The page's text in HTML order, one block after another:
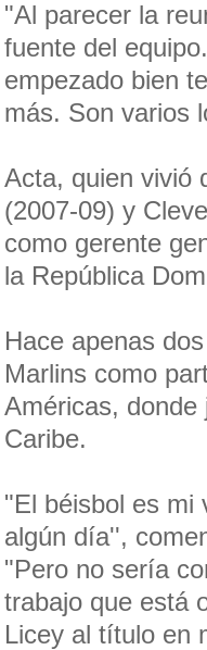
"Al parecer la
fuente del
empezado bien
más. Son varios
Acta, quien vivió
(2007-09) y
como gerente
la República
Hace apenas
Marlins como
Américas, donde
Caribe.
"El béisbol es mi
algún día'',
"Pero no sería
trabajo que está
Licey al título en